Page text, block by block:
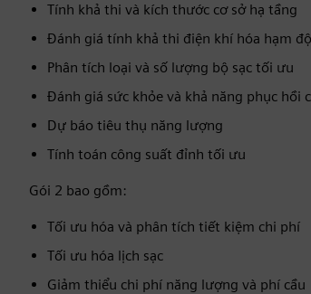
Tính khả thi và kích thước cơ sở hạ tầng
Đánh giá tính khả thi điện khí hóa hạm
Phân tích loại và số lượng bộ sạc tối ưu
Đánh giá sức khỏe và khả năng phục hồi
Dự báo tiêu thụ năng lượng
Tính toán công suất đỉnh tối ưu
Gói 2 bao gồm:
Tối ưu hóa và phân tích tiết kiệm chi phí
Tối ưu hóa lịch sạc
Giảm thiểu chi phí năng lượng và phí cầu